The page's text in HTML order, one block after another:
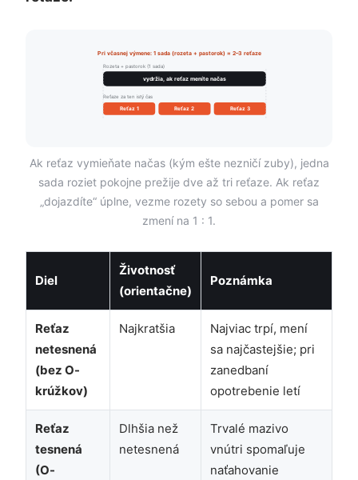
Pri včasnej výmene: 1 sada (rozeta + pastorok) ≈ 2–3 reťaze
Rozeta + pastorok (1 sada)
vydržia, ak reťaz meníte načas
Reťaze za ten istý čas
Reťaz 1
Reťaz 2 Reťaz 3
Ak reťaz vymieňate načas (kým ešte nezničí zuby), jedna
sada roziet pokojne prežije dve až tri reťaze. Ak reťaz
„dojazdíte“ úplne, vezme rozety so sebou a pomer sa
zmení na 1 : 1.
Diel
Životnosť
(orientačne)
Poznámka
Reťaz
netesnená
(bez O-
krúžkov)
Najkratšia
Najviac trpí, mení
sa najčastejšie; pri
zanedbaní
opotrebenie letí
Reťaz
tesnená
(O-
Dlhšia než
netesnená
Trvalé mazivo
vnútri spomaľuje
naťahovanie